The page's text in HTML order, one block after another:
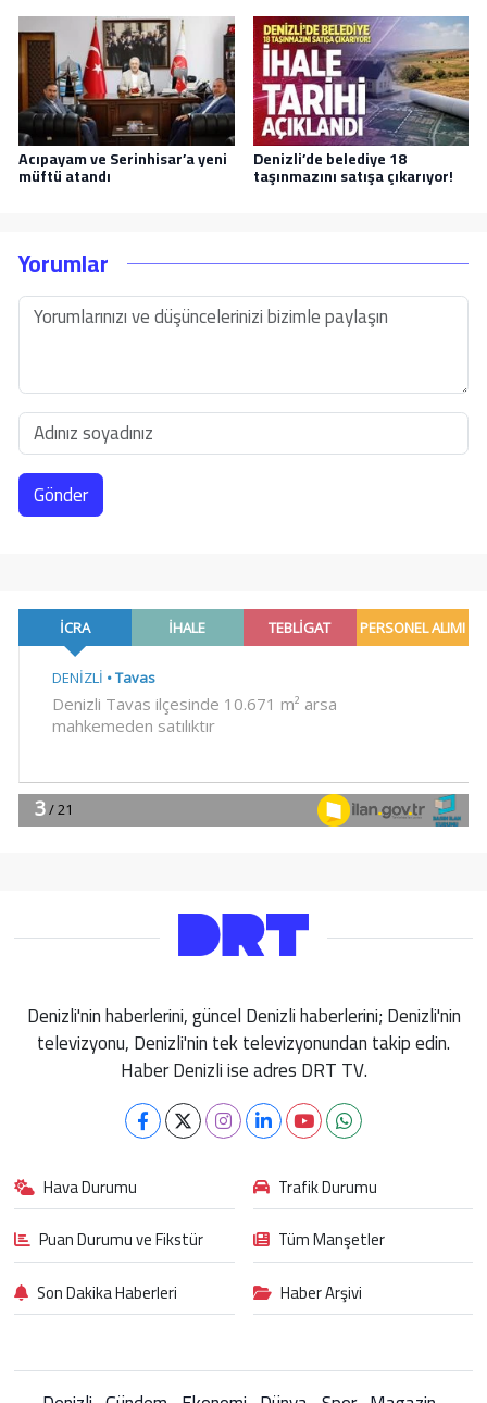
Acıpayam ve Serinhisar’a yeni
müftü atandı
Denizli’de belediye 18
taşınmazını satışa çıkarıyor!
Yorumlar
Gönder
Denizli'nin haberlerini, güncel Denizli haberlerini; Denizli'nin
televizyonu, Denizli'nin tek televizyonundan takip edin.
Haber Denizli ise adres DRT TV.
Hava Durumu
Trafik Durumu
Puan Durumu ve Fikstür
Tüm Manşetler
Son Dakika Haberleri
Haber Arşivi